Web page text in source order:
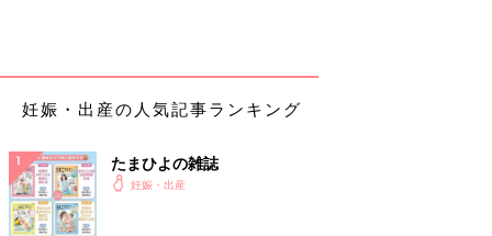
妊娠・出産の人気記事ランキング
たまひよの雑誌
妊娠・出産